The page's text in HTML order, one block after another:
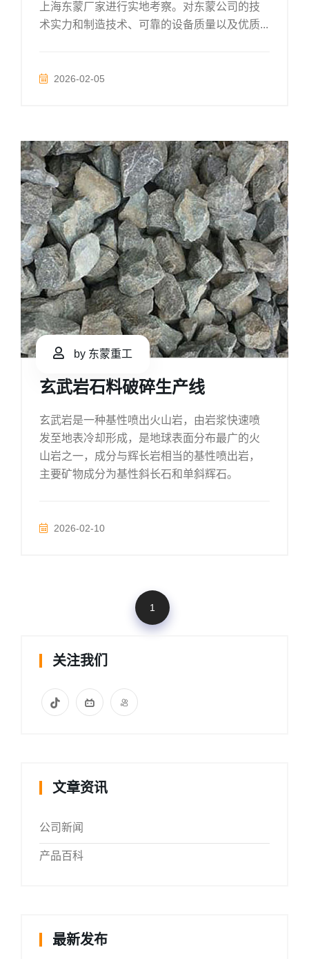
上海东蒙厂家进行实地考察。对东蒙公司的技
术实力和制造技术、可靠的设备质量以及优质...
2026-02-05
by 东蒙重工
玄武岩石料破碎生产线
玄武岩是一种基性喷出火山岩，由岩浆快速喷
发至地表冷却形成，是地球表面分布最广的火
山岩之一，成分与辉长岩相当的基性喷出岩，
主要矿物成分为基性斜长石和单斜辉石。
2026-02-10
1
关注我们
文章资讯
公司新闻
产品百科
最新发布